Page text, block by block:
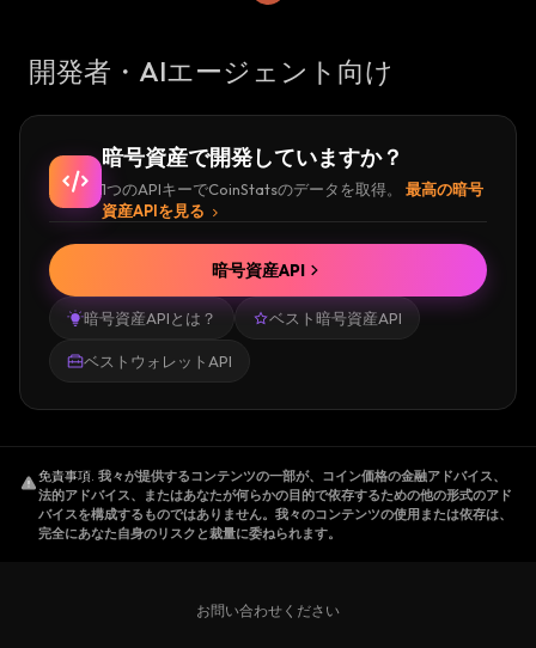
開発者・AIエージェント向け
暗号資産で開発していますか？
1つのAPIキーでCoinStatsのデータを取得。
最高の暗号
資産APIを見る
暗号資産APIとは？ ベスト暗号資産API
ベストウォレットAPI
暗号資産API
免責事項. 我々が提供するコンテンツの一部が、コイン価格の金融アドバイス、
法的アドバイス、またはあなたが何らかの目的で依存するための他の形式のアド
バイスを構成するものではありません。我々のコンテンツの使用または依存は、
完全にあなた自身のリスクと裁量に委ねられます。
お問い合わせください